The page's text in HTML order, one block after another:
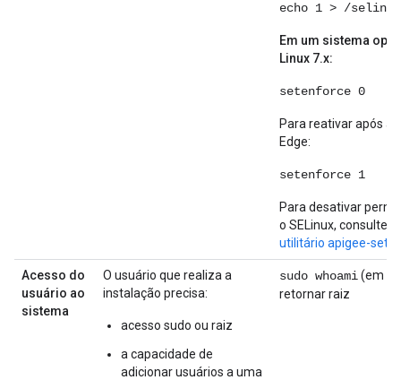
echo 1 > /
Em um sistema
Linux 7.x:
setenforce 0
Para reativar após a
Edge:
setenforce 1
Para desativar
o SELinux, consulte
utilitário apigee-
Acesso do
usuário ao
sistema
O usuário que realiza a
instalação precisa:
acesso sudo ou raiz
a capacidade de
adicionar usuários a uma
sudo whoami(em
retornar raiz